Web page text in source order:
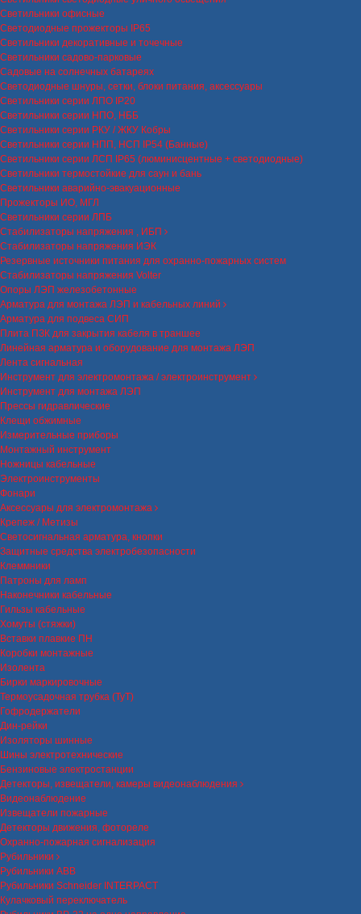
Светильники офисные
Светодиодные прожекторы IP65
Светильники декоративные и точечные
Светильники садово-парковые
Садовые на солнечных батареях
Светодиодные шнуры, сетки, блоки питания, аксессуары
Светильники серии ЛПО IP20
Светильники серии НПО, НББ
Светильники серии РКУ / ЖКУ Кобры
Светильники серии НПП, НСП IP54 (Банные)
Светильники серии ЛСП IP65 (люминисцентные + светодиодные)
Светильники термостойкие для саун и бань
Светильники аварийно-эвакуационные
Прожекторы ИО, МГЛ
Светильники серии ЛПБ
Стабилизаторы напряжения , ИБП
Стабилизаторы напряжения ИЭК
Резервные источники питания для охранно-пожарных систем
Стабилизаторы напряжения Volter
Опоры ЛЭП железобетонные
Арматура для монтажа ЛЭП и кабельных линий
Арматура для подвеса СИП
Плита ПЗК для закрытия кабеля в траншее
Линейная арматура и оборудование для монтажа ЛЭП
Лента сигнальная
Инструмент для электромонтажа / электроинструмент
Инструмент для монтажа ЛЭП
Прессы гидравлические
Клещи обжимные
Измерительные приборы
Монтажный инструмент
Ножницы кабельные
Электроинструменты
Фонари
Аксессуары для электромонтажа
Крепеж / Метизы
Светосигнальная арматура, кнопки
Защитные средства электробезопасности
Клеммники
Патроны для ламп
Наконечники кабельные
Гильзы кабельные
Хомуты (стяжки)
Вставки плавкие ПН
Коробки монтажные
Изолента
Бирки маркировочные
Термоусадочная трубка (ТуТ)
Гофродержатели
Дин-рейки
Изоляторы шинные
Шины электротехнические
Бензиновые электростанции
Детекторы, извещатели, камеры видеонаблюдения
Видеонаблюдение
Извещатели пожарные
Детекторы движения, фотореле
Охранно-пожарная сигнализация
Рубильники
Рубильники ABB
Рубильники Schneider INTERPACT
Кулачковый переключатель